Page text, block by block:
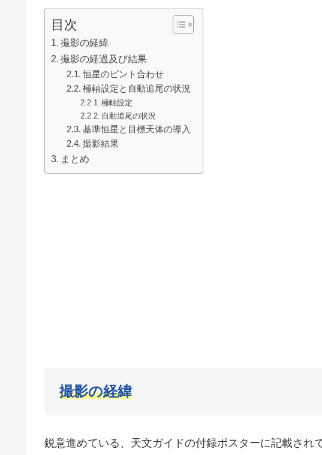
目次
撮影の経緯
撮影の経過及び結果
恒星のピント合わせ
極軸設定と自動追尾の状況
極軸設定
自動追尾の状況
基準恒星と目標天体の導入
撮影結果
まとめ
撮影の経緯
鋭意進めている、天文ガイドの付録ポスターに記載され